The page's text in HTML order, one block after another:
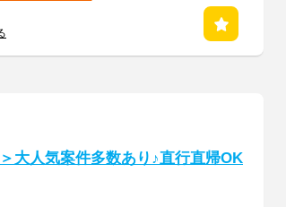
大人気案件多数あり♪直行直帰OK